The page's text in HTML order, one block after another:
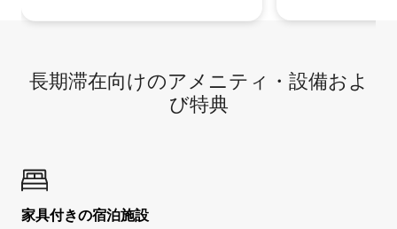
長期滞在向け⁠のア⁠メ⁠ニ⁠テ⁠ィ⁠・設⁠備⁠およ
び特⁠典
家具付き⁠の宿⁠泊⁠施⁠設